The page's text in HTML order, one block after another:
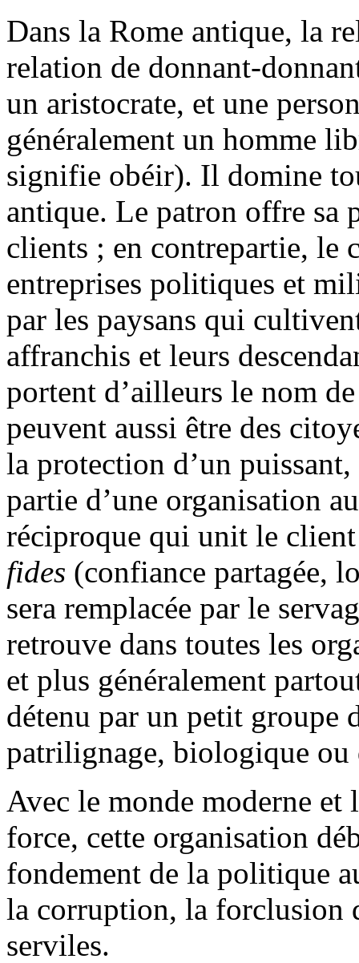
Dans la Rome antique, la
relation de donnant-
un aristocrate, et une
généralement un homme
signifie obéir). Il domine
antique. Le patron offre sa
clients ; en contrepartie, le
entreprises politiques et
par les paysans qui
affranchis et leurs
portent d’ailleurs le nom
peuvent aussi être des
la protection d’un
partie d’une organisation
réciproque qui unit le
fides (confiance partagée,
sera remplacée par le
retrouve dans toutes les
et plus généralement
détenu par un petit groupe
patrilignage, biologique ou
Avec le monde moderne et
force, cette organisation
fondement de la politique
la corruption, la forclusion
serviles.